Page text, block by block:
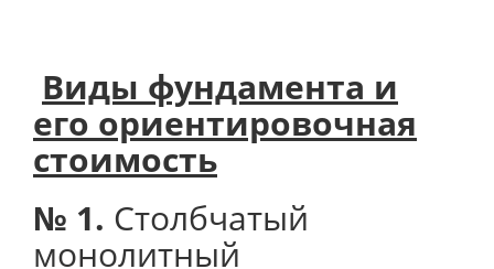
Виды фундамента и
его ориентировочная
стоимость
№ 1. Столбчатый
монолитный